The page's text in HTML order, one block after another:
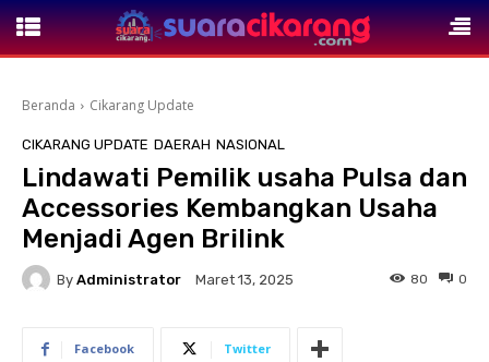
Beranda Cikarang Update
CIKARANG UPDATE DAERAH NASIONAL
Lindawati Pemilik usaha Pulsa dan
Accessories Kembangkan Usaha
Menjadi Agen Brilink
By Administrator Maret 13, 2025 0
80
Facebook Twitter